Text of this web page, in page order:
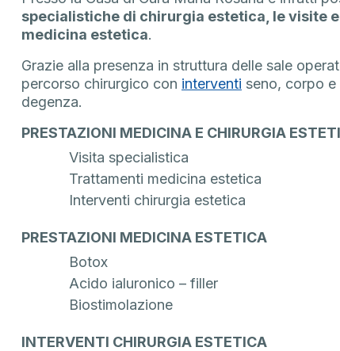
specialistiche di chirurgia estetica, le visite
medicina estetica.
Grazie alla presenza in struttura delle sale
percorso chirurgico con interventi seno, corpo
degenza.
PRESTAZIONI MEDICINA E CHIRURGIA
Visita specialistica
Trattamenti medicina estetica
Interventi chirurgia estetica
PRESTAZIONI MEDICINA ESTETICA
Botox
Acido ialuronico – filler
Biostimolazione
INTERVENTI CHIRURGIA ESTETICA